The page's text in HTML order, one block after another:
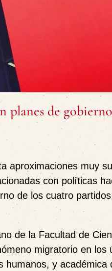
planes de
aproximaciones muy
con políticas
de los cuatro
de la Facultad de
migratorio en los
humanos, y